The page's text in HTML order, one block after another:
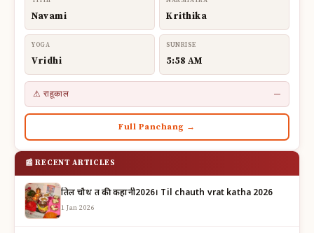
Navami Krithika
YOGA
Vridhi
SUNRISE
5:58 AM
⚠ राहूकाल —
Full Panchang →
📰 RECENT ARTICLES
तिल चौथ व्रत की कहानी2026। Til chauth vrat katha 2026
1 Jan 2026